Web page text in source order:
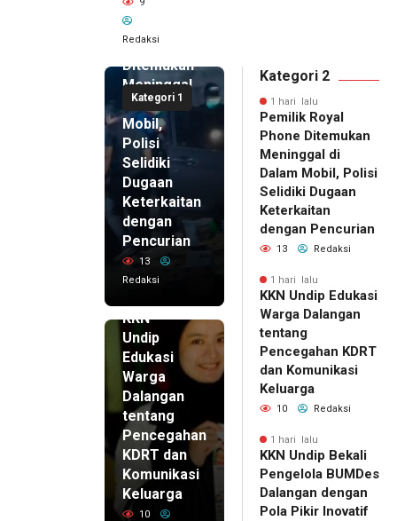
Redaksi
Kategori 1
Pemilik
Royal
Phone
Ditemukan
Meninggal
di Dalam
Mobil,
Polisi
Selidiki
Dugaan
Keterkaitan
dengan
Pencurian
13
Redaksi
KKN
Undip
Edukasi
Warga
Dalangan
tentang
Pencegahan
KDRT dan
Komunikasi
Keluarga
10
Kategori 2
1 hari lalu
Pemilik Royal
Phone Ditemukan
Meninggal di
Dalam Mobil, Polisi
Selidiki Dugaan
Keterkaitan
dengan Pencurian
13 Redaksi
1 hari lalu
KKN Undip Edukasi
Warga Dalangan
tentang
Pencegahan KDRT
dan Komunikasi
Keluarga
10 Redaksi
1 hari lalu
KKN Undip Bekali
Pengelola BUMDes
Dalangan dengan
Pola Pikir Inovatif